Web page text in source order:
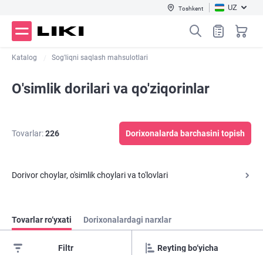
Toshkent UZ
Katalog Sog'liqni saqlash mahsulotlari
O'simlik dorilari va qo'ziqorinlar
Tovarlar:226 Dorixonalarda barchasini topish
Dorivor choylar, o'simlik choylari va to'lovlari
Tovarlar ro‘yxati Dorixonalardagi narxlar
Filtr